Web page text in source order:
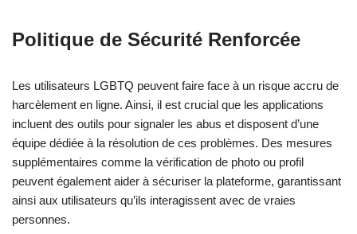
Politique de Sécurité Renforcée
Les utilisateurs LGBTQ peuvent faire face à un risque accru de
harcèlement en ligne. Ainsi, il est crucial que les applications
incluent des outils pour signaler les abus et disposent d’une
équipe dédiée à la résolution de ces problèmes. Des mesures
supplémentaires comme la vérification de photo ou profil
peuvent également aider à sécuriser la plateforme, garantissant
ainsi aux utilisateurs qu’ils interagissent avec de vraies
personnes.